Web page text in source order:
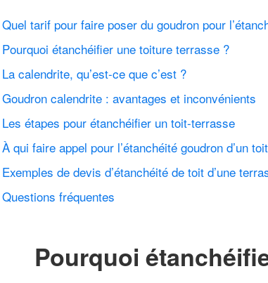
Quel tarif pour faire poser du goudron pour
Pourquoi étanchéifier une toiture terrasse ?
La calendrite, qu’est-ce que c’est ?
Goudron calendrite : avantages et inconvénients
Les étapes pour étanchéifier un toit-terrasse
À qui faire appel pour l’étanchéité goudron d’un
Exemples de devis d’étanchéité de toit d’une
Questions fréquentes
Pourquoi